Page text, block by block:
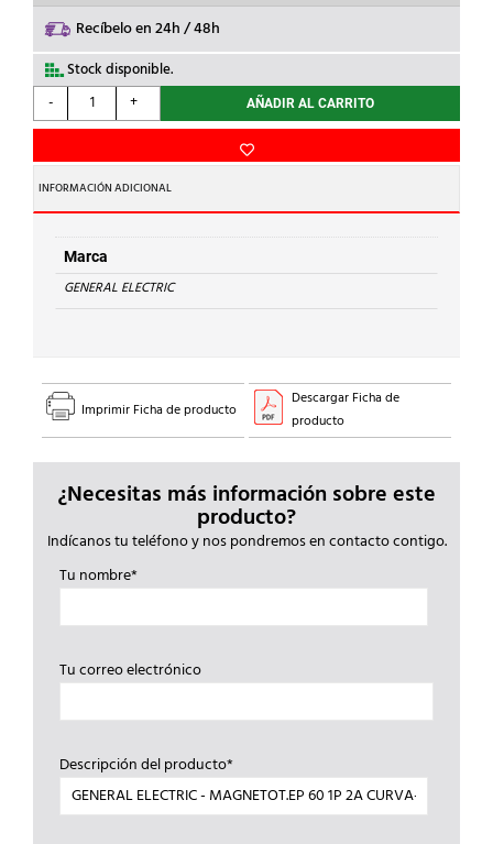
Recíbelo en 24h / 48h
Stock disponible.
-
GENERAL
ELECTRIC
MAGNETOT.EP
60
1P
2A
CURVA-
C
6kA
+ AÑADIR AL CARRITO
INFORMACIÓN ADICIONAL
Marca
GENERAL ELECTRIC
Imprimir Ficha de producto
Descargar Ficha de
producto
¿Necesitas más información sobre este
producto?
Indícanos tu teléfono y nos pondremos en contacto contigo.
Tu nombre*
Tu correo electrónico
Descripción del producto*